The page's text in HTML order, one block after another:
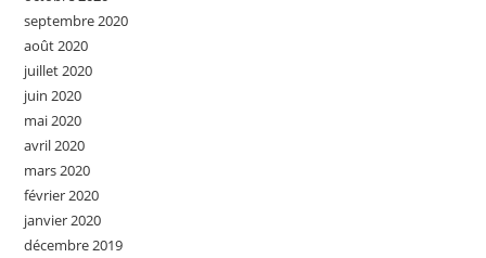
septembre 2020
août 2020
juillet 2020
juin 2020
mai 2020
avril 2020
mars 2020
février 2020
janvier 2020
décembre 2019